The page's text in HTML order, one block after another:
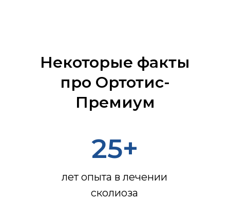
Некоторые факты
про Ортотис-
Премиум
25+
лет опыта в лечении
сколиоза